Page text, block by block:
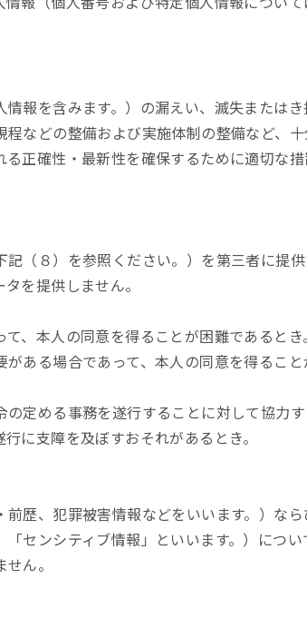
報を含みます。）の漏えい、滅失または
などの整備および実施体制の整備など、十
正確性・最新性を確保するために適切な措
（８）を参照ください。）を第三者に提供
を提供しません。
、本人の同意を得ることが困難であるとき。
ある場合であって、本人の同意を得るこ
定める事務を遂行することに対して協力
に支障を及ぼすおそれがあるとき。
歴、犯罪被害情報などをいいます。）な
センシティブ情報」といいます。）につい
ん。